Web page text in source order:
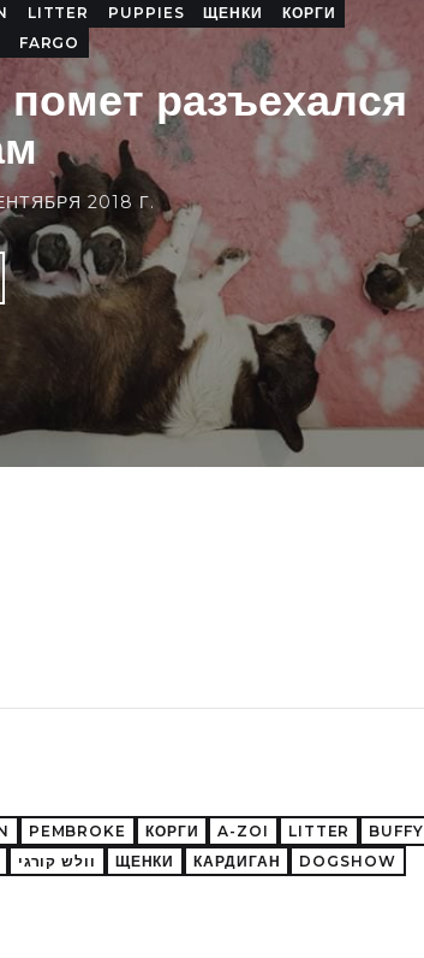
LITTER PUPPIES ЩЕНКИ
КОРГИ
FARGO
разъехался
2018 Г.
PEMBROKE КОРГИ A-ZOI LITTER
BUFFY
וולש קורגי ЩЕНКИ КАРДИГАН
DOGSHOW